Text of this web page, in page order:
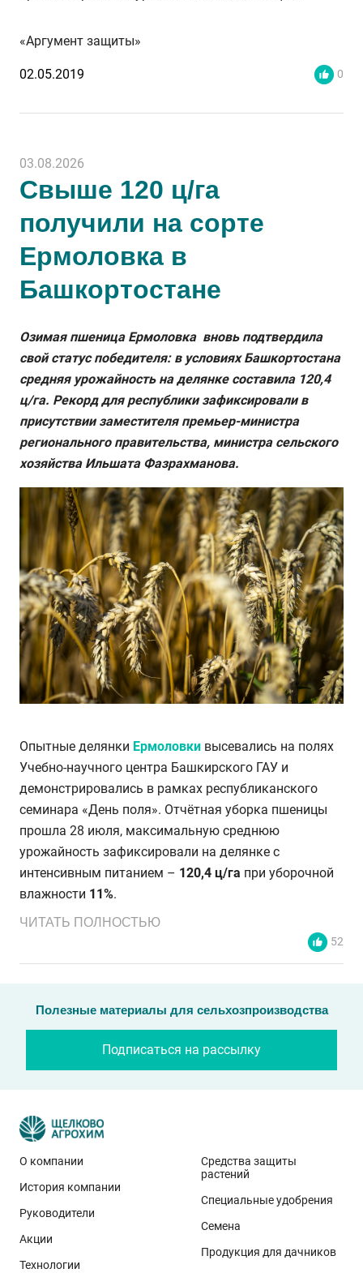
«Аргумент защиты»
02.05.2019 0
03.08.2026
Свыше 120 ц/га
получили на сорте
Ермоловка в
Башкортостане
Озимая пшеница Ермоловка вновь подтвердила
свой статус победителя: в условиях Башкортостана
средняя урожайность на делянке составила 120,4
ц/га. Рекорд для республики зафиксировали в
присутствии заместителя премьер-министра
регионального правительства, министра сельского
хозяйства Ильшата Фазрахманова.
Опытные делянки Ермоловки высевались на полях
Учебно-научного центра Башкирского ГАУ и
демонстрировались в рамках республиканского
семинара «День поля». Отчётная уборка пшеницы
прошла 28 июля, максимальную среднюю
урожайность зафиксировали на делянке с
интенсивным питанием – 120,4 ц/га при уборочной
влажности 11%.
Эти результаты особенно показательны для
условий Приволжского федерального округа. Они
демонстрируют, что потенциал интенсивного сорта
реализуется при грамотном управлении
ЧИТАТЬ ПОЛНОСТЬЮ
52
Полезные материалы для сельхозпроизводства
Подписаться на рассылку
О компании
История компании
Руководители
Акции
Технологии
Средства защиты
растений
Специальные удобрения
Семена
Продукция для дачников